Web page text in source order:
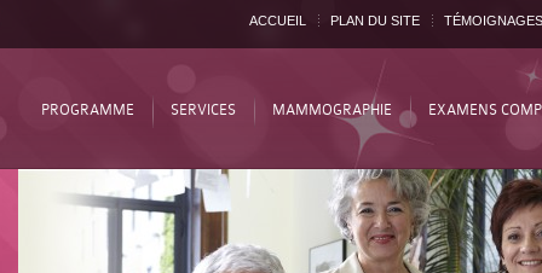
ACCUEIL PLAN DU SITE TÉMOIGNAGES
PROGRAMME SERVICES MAMMOGRAPHIE EXAMENS